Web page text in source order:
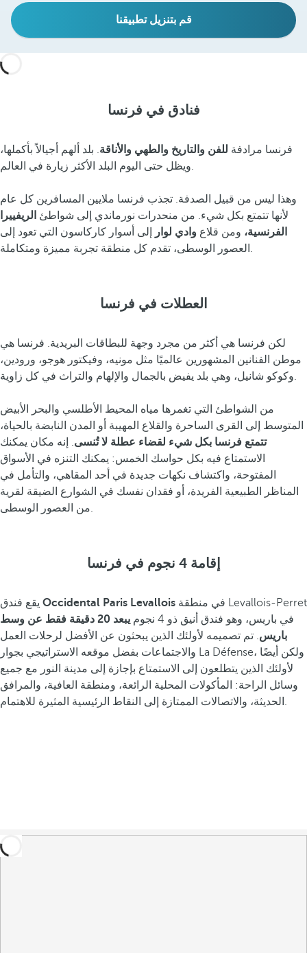
قم بتنزيل تطبيقنا
فنادق في فرنسا
فرنسا مرادفة للفن والتاريخ والطهي والأناقة. بلد ألهم أجيالاً بأكملها،
ويظل حتى اليوم البلد الأكثر زيارة في العالم.
وهذا ليس من قبيل الصدفة. تجذب فرنسا ملايين المسافرين كل عام
لأنها تتمتع بكل شيء. من منحدرات نورماندي إلى شواطئ الريفييرا
الفرنسية، ومن قلاع وادي لوار
إلى أسوار كاركاسون التي تعود إلى
العصور الوسطى، تقدم كل منطقة تجربة مميزة ومتكاملة.
العطلات في فرنسا
لكن فرنسا هي أكثر من مجرد وجهة للبطاقات البريدية. فرنسا هي
موطن الفنانين المشهورين عالميًا مثل مونيه، وفيكتور هوجو، ورودين،
وكوكو شانيل، وهي بلد يفيض بالجمال والإلهام والتراث في كل زاوية.
من الشواطئ التي تغمرها مياه المحيط الأطلسي والبحر الأبيض
المتوسط إلى القرى الساحرة والقلاع المهيبة أو المدن النابضة بالحياة،
تتمتع فرنسا بكل شيء لقضاء عطلة لا تُنسى. إنه مكان يمكنك
الاستمتاع فيه بكل حواسك الخمس: يمكنك التنزه في الأسواق
المفتوحة، واكتشاف نكهات جديدة في أحد المقاهي، والتأمل في
المناظر الطبيعية الفريدة، أو فقدان نفسك في الشوارع الضيقة لقرية
من العصور الوسطى.
إقامة 4 نجوم في فرنسا
Occidental Paris Levallois
في باريس، وهو فندق أنيق ذو 4 نجوم
يبعد 20 دقيقة فقط عن وسط
باريس. تم تصميمه لأولئك الذين يبحثون عن الأفضل لرحلات العمل
والاجتماعات بفضل موقعه الاستراتيجي بجوار La Défense، ولكن أيضًا
لأولئك الذين يتطلعون إلى الاستمتاع بإجازة إلى مدينة النور مع جميع
وسائل الراحة: المأكولات المحلية الرائعة، ومنطقة العافية، والمرافق
الحديثة، والاتصالات الممتازة إلى النقاط الرئيسية المثيرة للاهتمام.